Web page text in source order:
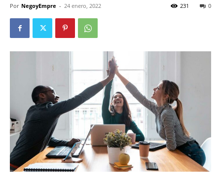
Por NegoyEmpre - 24 enero, 2022 0
231